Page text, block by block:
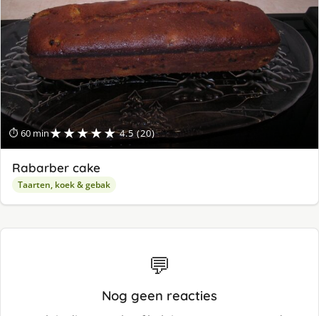
⏱ 60 min★★★★★ 4.5 (20)
Rabarber cake
Taarten, koek & gebak
💬
Nog geen reacties